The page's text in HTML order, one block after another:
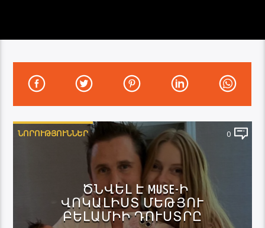
ՆՈՐՈՒԹՅՈՒՆՆԵՐ 0
ԾՆՎԵԼ Է MUSE-Ի
ՎՈԿԱԼԻՍՏ ՄԵԹՅՈՒ
ԲԵԼԱՄԻԻ ԴՈՒՍՏՐԸ